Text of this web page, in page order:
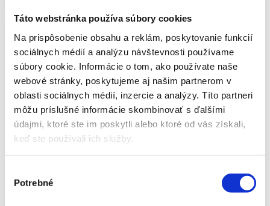
Táto webstránka používa súbory cookies
Na prispôsobenie obsahu a reklám, poskytovanie funkcií
sociálnych médií a analýzu návštevnosti používame
súbory cookie. Informácie o tom, ako používate naše
webové stránky, poskytujeme aj našim partnerom v
oblasti sociálnych médií, inzercie a analýzy. Títo partneri
môžu príslušné informácie skombinovať s ďalšími
údajmi, ktoré ste im poskytli alebo ktoré od vás získali,
keď ste používali ich služby.
súhlasu
Potrebné
Služby
Cenová ponuka – model